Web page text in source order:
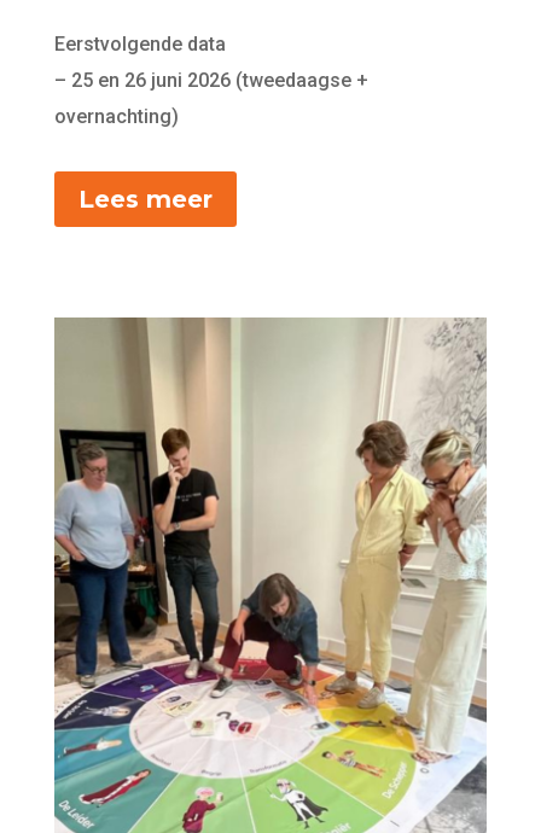
Eerstvolgende data
– 25 en 26 juni 2026 (tweedaagse +
overnachting)
Lees meer